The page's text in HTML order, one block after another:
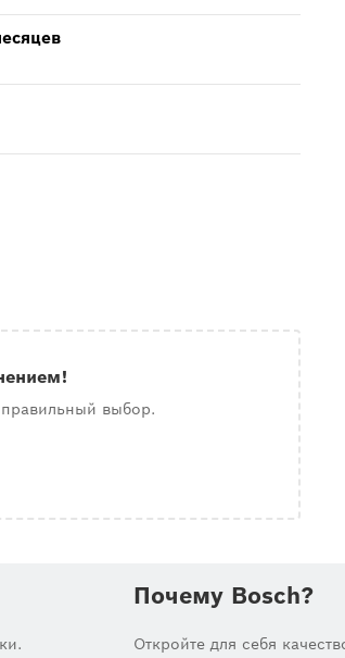
выбор.
Почему Bosch?
Откройте для себя